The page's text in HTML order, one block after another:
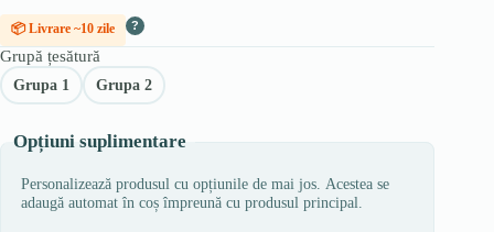
📦 Livrare ~10 zile ?
Grupă țesătură
Grupa 1 Grupa 2
Opțiuni suplimentare
Personalizează produsul cu opțiunile de mai jos. Acestea se
adaugă automat în coș împreună cu produsul principal.